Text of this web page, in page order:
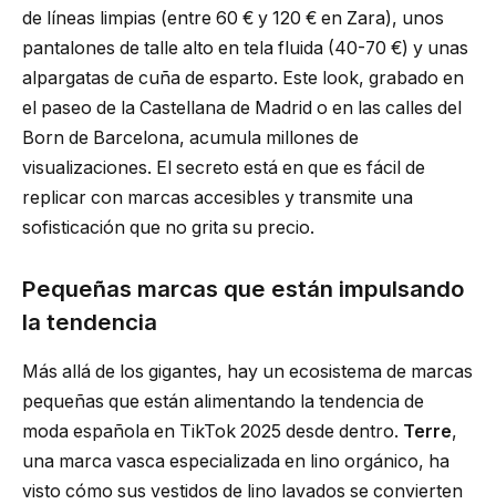
de líneas limpias (entre 60 € y 120 € en Zara), unos
pantalones de talle alto en tela fluida (40-70 €) y unas
alpargatas de cuña de esparto. Este look, grabado en
el paseo de la Castellana de Madrid o en las calles del
Born de Barcelona, acumula millones de
visualizaciones. El secreto está en que es fácil de
replicar con marcas accesibles y transmite una
sofisticación que no grita su precio.
Pequeñas marcas que están impulsando
la tendencia
Más allá de los gigantes, hay un ecosistema de marcas
pequeñas que están alimentando la tendencia de
moda española en TikTok 2025 desde dentro. Terre,
una marca vasca especializada en lino orgánico, ha
visto cómo sus vestidos de lino lavados se convierten